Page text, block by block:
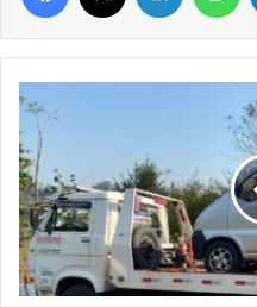
Homem
é
preso
duas
vezes
em
intervalo
de
cinco